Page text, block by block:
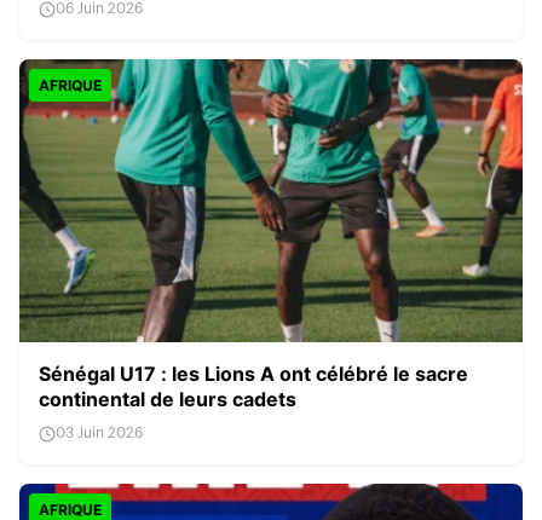
06 Juin 2026
AFRIQUE
Sénégal U17 : les Lions A ont célébré le sacre
continental de leurs cadets
03 Juin 2026
AFRIQUE